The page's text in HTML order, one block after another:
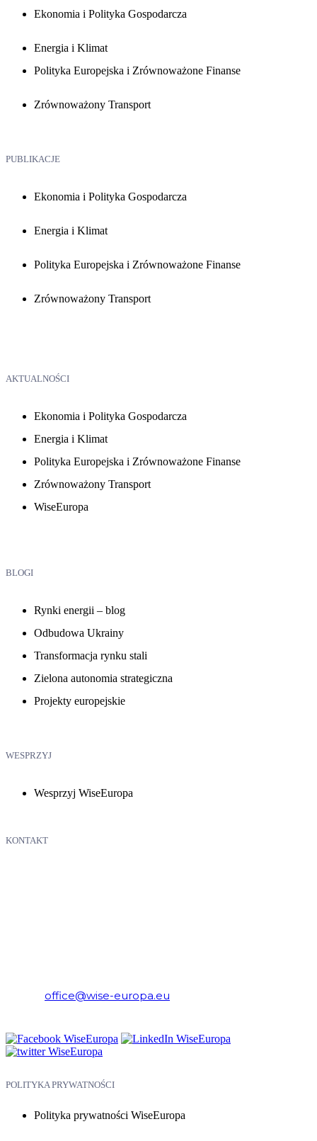
Ekonomia i Polityka Gospodarcza
Energia i Klimat
Polityka Europejska i Zrównoważone Finanse
Zrównoważony Transport
PUBLIKACJE
Ekonomia i Polityka Gospodarcza
Energia i Klimat
Polityka Europejska i Zrównoważone Finanse
Zrównoważony Transport
AKTUALNOŚCI
Ekonomia i Polityka Gospodarcza
Energia i Klimat
Polityka Europejska i Zrównoważone Finanse
Zrównoważony Transport
WiseEuropa
BLOGI
Rynki energii – blog
Odbudowa Ukrainy
Transformacja rynku stali
Zielona autonomia strategiczna
Projekty europejskie
WESPRZYJ
Wesprzyj WiseEuropa
KONTAKT
office@wise-europa.eu
POLITYKA PRYWATNOŚCI
Polityka prywatności WiseEuropa